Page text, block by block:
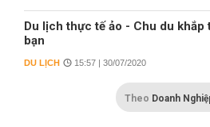
Du lịch thực tế ảo - Chu du
bạn
DU LỊCH 15:57 | 30/07/2020
Theo Doanh